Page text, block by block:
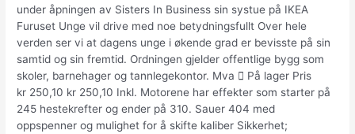
under åpningen av Sisters In Business sin systue på IKEA
Furuset Unge vil drive med noe betydningsfullt Over hele
verden ser vi at dagens unge i økende grad er bevisste på sin
samtid og sin fremtid. Ordningen gjelder offentlige bygg som
skoler, barnehager og tannlegekontor. Mva  På lager Pris
kr 250,10 kr 250,10 Inkl. Motorene har effekter som starter på
245 hestekrefter og ender på 310. Sauer 404 med
oppspenner og mulighet for å skifte kaliber Sikkerhet;